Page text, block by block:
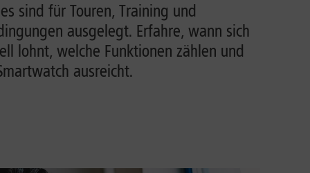
sind für Touren, Training und
ausgelegt. Erfahre, wann sich
lohnt, welche Funktionen zählen und
ausreicht.